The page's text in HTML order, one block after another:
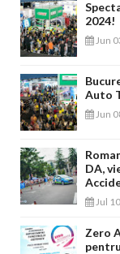
2024!
Jun
Auto
Jun
DA,
Jul
Zero